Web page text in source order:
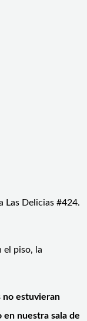
Las Delicias #424.
el piso, la
no estuvieran
nuestra sala de